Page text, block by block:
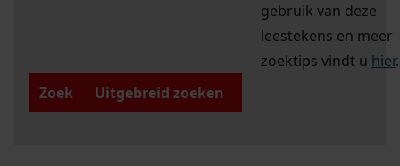
gebruik van deze
leestekens en meer
zoektips vindt u hier.
Zoek
Uitgebreid zoeken